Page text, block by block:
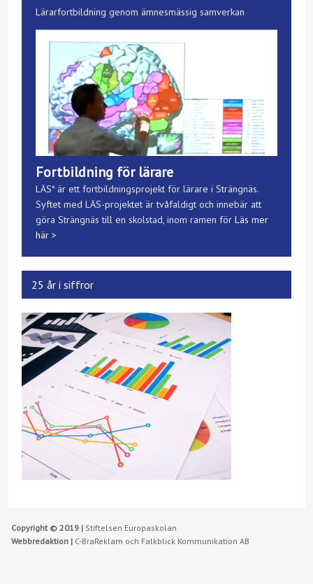
Lärarfortbildning genom ämnesmässig samverkan
Fortbildning för lärare
LÄS* är ett fortbildningsprojekt för lärare i Strängnäs.
Syftet med LÄS-projektet är tvåfaldigt och innebär att
göra Strängnäs till en skolstad, inom ramen förLäs mer
här >
25 år i siffror
Copyright © 2019 | Stiftelsen Europaskolan
Webbredaktion | C-BraReklam och Falkblick Kommunikation AB